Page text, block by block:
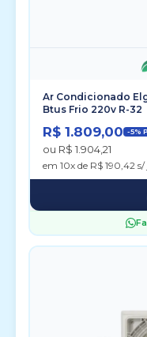
Ar Condicionado
Btus Frio 220v R-32
R$ 1.809,00 -5%
ou R$ 1.904,21
em 10x de R$ 190,42